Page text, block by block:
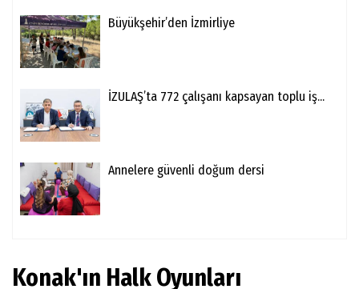
Büyükşehir’den İzmirliye
İZULAŞ’ta 772 çalışanı kapsayan toplu iş...
Annelere güvenli doğum dersi
Konak'ın Halk Oyunları